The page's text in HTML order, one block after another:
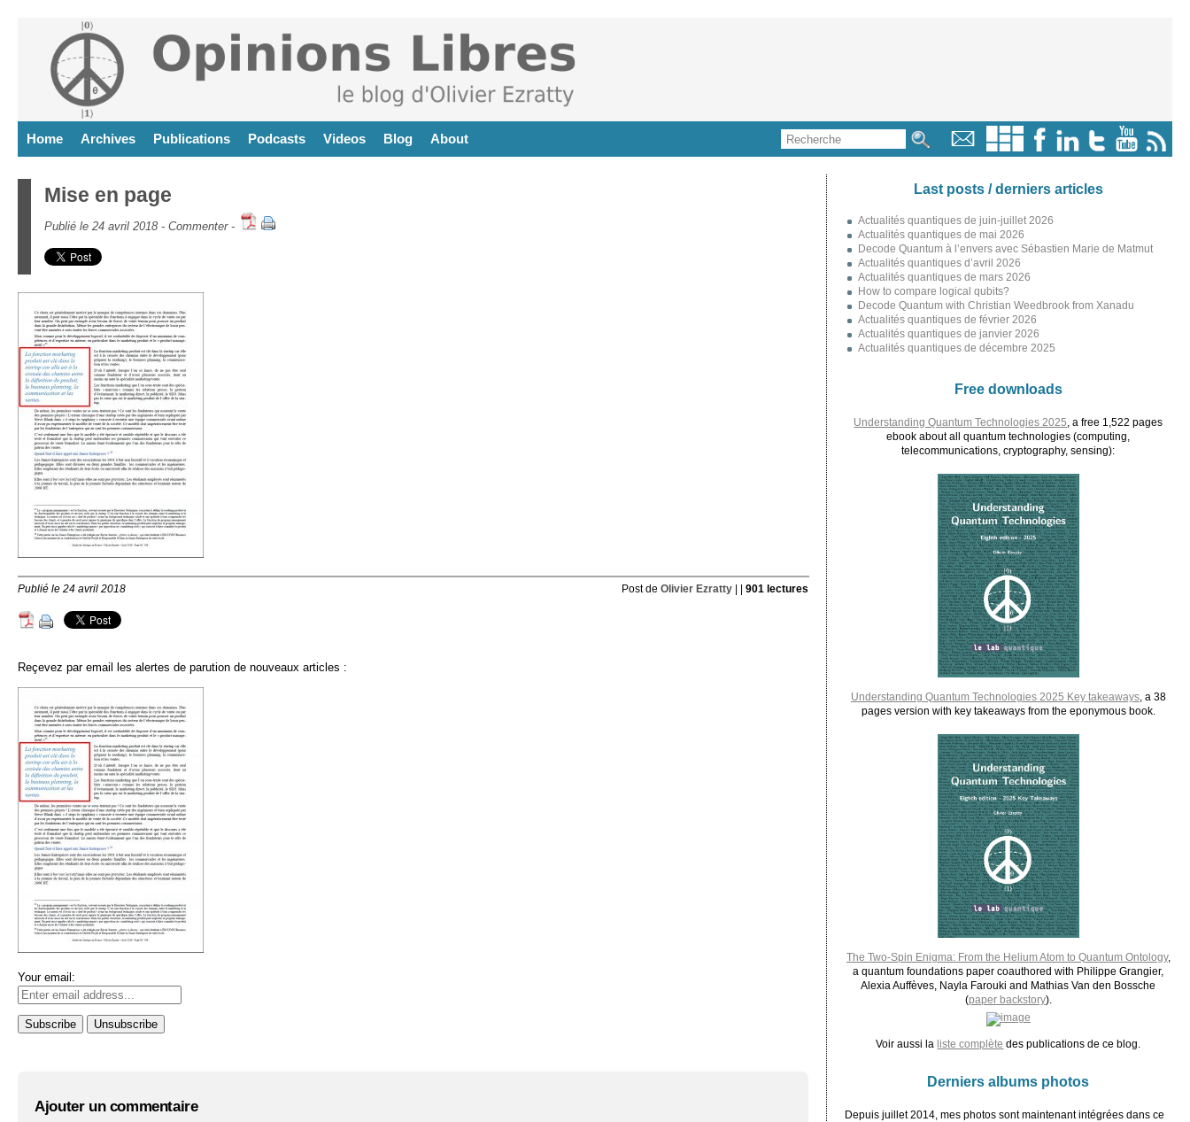
Home Archives Publications Podcasts Videos Blog About
Mise en page
Publié le 24 avril 2018 - Commenter-
Publié le 24 avril 2018 Post de Olivier Ezratty| | 901 lectures
Reçevez par email les alertes de parution de nouveaux articles :
Your email:
Ajouter un commentaire
Last posts / derniers articles
Actualités quantiques de juin-juillet 2026
Actualités quantiques de mai 2026
Decode Quantum à l’envers avec Sébastien Marie de Matmut
Actualités quantiques d’avril 2026
Actualités quantiques de mars 2026
How to compare logical qubits?
Decode Quantum with Christian Weedbrook from Xanadu
Actualités quantiques de février 2026
Actualités quantiques de janvier 2026
Actualités quantiques de décembre 2025
Free downloads
Understanding Quantum Technologies 2025 , a free 1,522 pages
ebook about all quantum technologies (computing,
telecommunications, cryptography, sensing):
Understanding Quantum Technologies 2025 Key takeaways, a 38
pages version with key takeaways from the eponymous book.
The Two-Spin Enigma: From the Helium Atom to Quantum Ontology,
a quantum foundations paper coauthored with Philippe Grangier,
Alexia Auffèves, Nayla Farouki and Mathias Van den Bossche
(paper backstory).
Voir aussi la liste complète des publications de ce blog.
Derniers albums photos
Depuis juillet 2014, mes photos sont maintenant intégrées dans ce